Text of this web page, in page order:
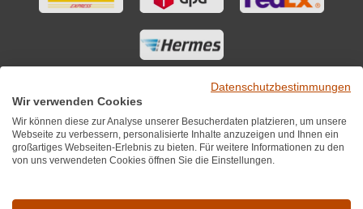
Datenschutzbestimmungen
Wir verwenden Cookies
Wir können diese zur Analyse unserer Besucherdaten platzieren, um unsere
Webseite zu verbessern, personalisierte Inhalte anzuzeigen und Ihnen ein
großartiges Webseiten-Erlebnis zu bieten. Für weitere Informationen zu den
von uns verwendeten Cookies öffnen Sie die Einstellungen.